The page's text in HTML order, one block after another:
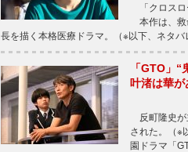
「クロスロ
本作は、救
長を描く本格医療ドラマ。（※以下、ネタ
「GTO」
叶渚は華が
反町隆史が
された。（※
園ドラマ「